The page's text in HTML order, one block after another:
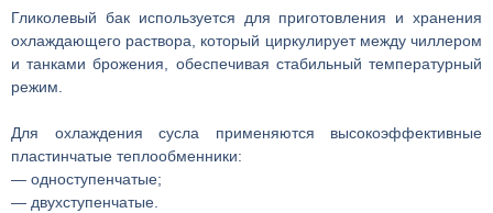
Гликолевый бак используется для приготовления и хранения
охлаждающего раствора, который циркулирует между чиллером
и танками брожения, обеспечивая стабильный температурный
режим.
Для охлаждения сусла применяются высокоэффективные
пластинчатые теплообменники:
— одноступенчатые;
— двухступенчатые.